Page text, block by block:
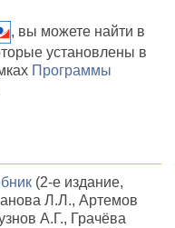
, вы можете найти в
установлены в
Программы
(2-е издание,
Л.Л., Артемов
А.Г., Грачёва